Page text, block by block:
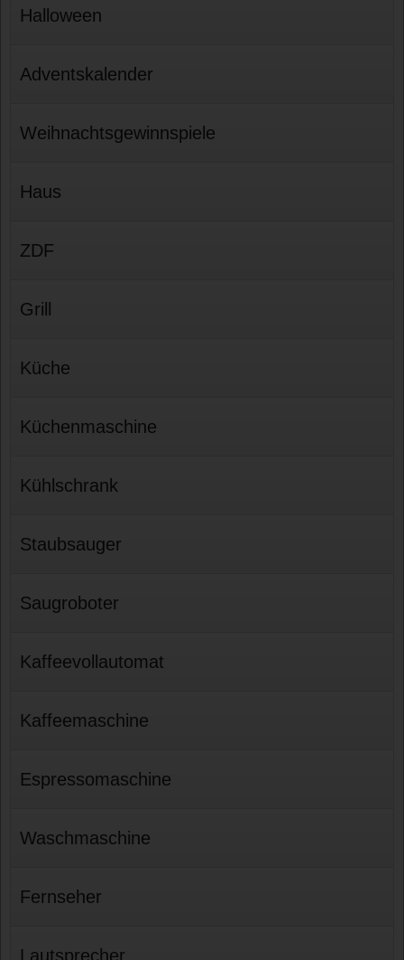
Halloween
Adventskalender
Weihnachtsgewinnspiele
Haus
ZDF
Grill
Küche
Küchenmaschine
Kühlschrank
Staubsauger
Saugroboter
Kaffeevollautomat
Kaffeemaschine
Espressomaschine
Waschmaschine
Fernseher
Lautsprecher